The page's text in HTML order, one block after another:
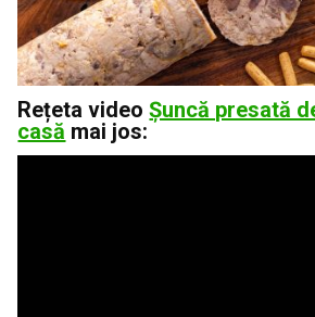
Rețeta videoȘuncă presată
casă mai jos: